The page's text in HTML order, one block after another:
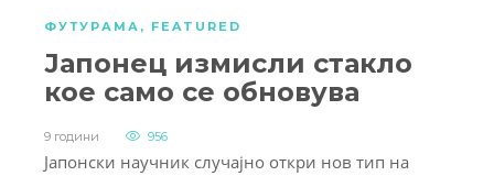
ФУТУРАМА , FEATURED
Јапонец измисли стакло
кое само се обновува
9 години 956
Јапонски научник случајно откри нов тип на